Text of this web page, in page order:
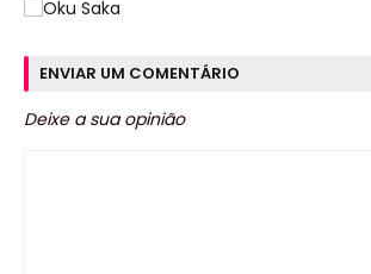
ENVIAR UM COMENTÁRIO
Deixe a sua opinião